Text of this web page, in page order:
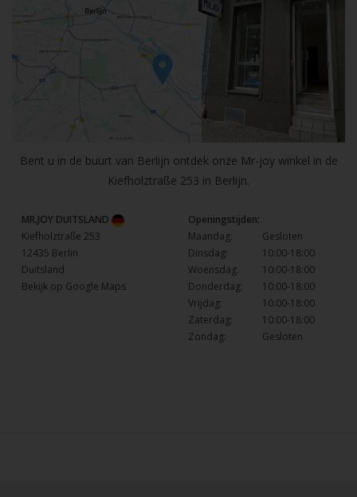
Bent u in de buurt van Berlijn ontdek onze Mr-joy winkel in de
Kiefholztraße 253 in Berlijn.
MR.JOY DUITSLAND
Kiefholztraße 253
12435 Berlin
Duitsland
Bekijk op Google Maps
Openingstijden:
Maandag:
Gesloten
Dinsdag:
10:00-18:00
Woensdag:
10:00-18:00
Donderdag:
10:00-18:00
Vrijdag:
10:00-18:00
Zaterdag:
10:00-18:00
Zondag:
Gesloten